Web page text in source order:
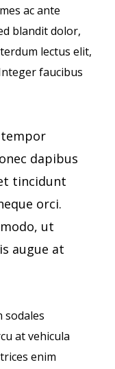
ac ante
blandit dolor,
lectus elit,
faucibus
dapibus
tincidunt
orci.
ut
augue at
sodales
at vehicula
enim